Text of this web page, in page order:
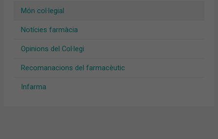
Món col·legial
Notícies farmàcia
Opinions del Col·legi
Recomanacions del farmacèutic
Infarma